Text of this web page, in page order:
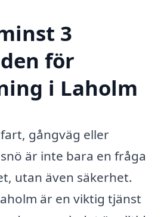
3
för
i Laholm
gångväg eller
är inte bara en fråga
utan även säkerhet.
är en viktig tjänst